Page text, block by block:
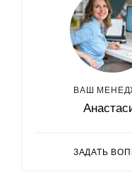
ВАШ
ЗАДАТЬ